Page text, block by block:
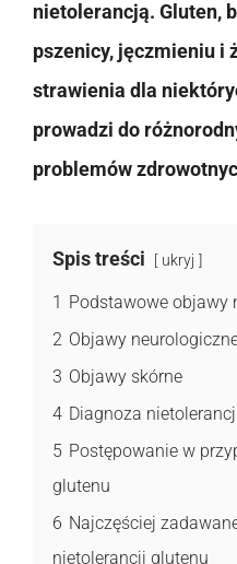
nietolerancją. Gluten,
pszenicy, jęczmieniu i
strawienia dla
prowadzi do
problemów
Spis treści ukryj
1 Podstawowe objawy
2 Objawy
3 Objawy skórne
4 Diagnoza
5 Postępowanie w
glutenu
6 Najczęściej
nietolerancji glutenu